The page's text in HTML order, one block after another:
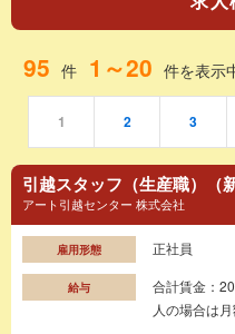
95 件 1～20 件を表示
1 2 3
引越スタッフ（生産職）（
アート引越センター 株式会社
雇用形態 正社員
給与
合計賃金：
人の場合は